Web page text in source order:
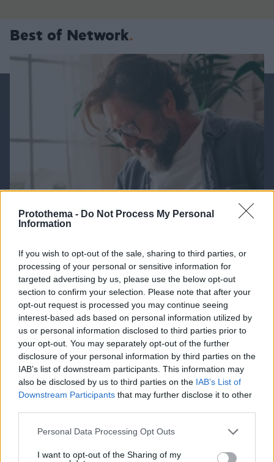
Protothema - Do Not Process My Personal
Information
If you wish to opt-out of the sale, sharing to third parties, or
processing of your personal or sensitive information for
targeted advertising by us, please use the below opt-out
section to confirm your selection. Please note that after your
opt-out request is processed you may continue seeing
interest-based ads based on personal information utilized by
us or personal information disclosed to third parties prior to
your opt-out. You may separately opt-out of the further
disclosure of your personal information by third parties on the
IAB’s list of downstream participants. This information may
also be disclosed by us to third parties on the IAB’s List of
Downstream Participants that may further disclose it to other
Please note that this website/app uses one or more Google
not limited to your visit or usage behaviour. You may click to
Personal Data Processing Opt Outs
I want to opt-out of the Sharing of my
Best of Network
Καρκίνος παχέος εντέρου: Το απλό τεστ που
συνδέθηκε με 50% λιγότερους θανάτους – Το
παράδειγμα της Ισπανίας
07.08.2026, 18:31